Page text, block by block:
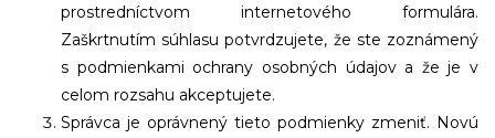
prostredníctvom internetového formulára.
Zaškrtnutím súhlasu potvrdzujete, že ste zoznámený
s podmienkami ochrany osobných údajov a že je v
celom rozsahu akceptujete.
Správca je oprávnený tieto podmienky zmeniť. Novú